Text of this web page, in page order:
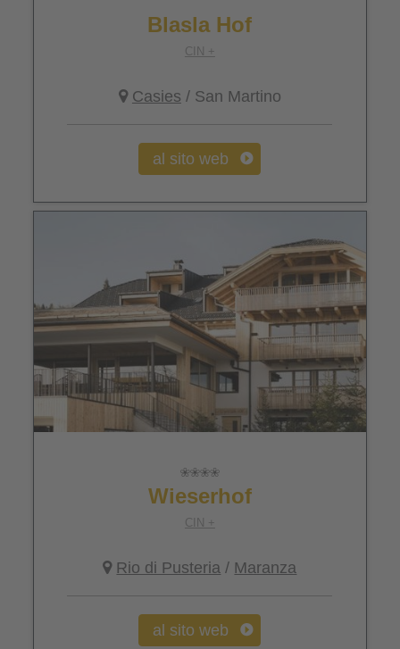
Blasla Hof
CIN +
Casies / San Martino
al sito web
Wieserhof
CIN +
Rio di Pusteria / Maranza
al sito web